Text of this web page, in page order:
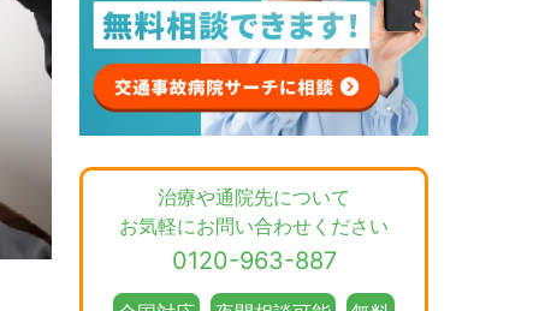
治療や通院先について
お気軽にお問い合わせください
0120-963-887